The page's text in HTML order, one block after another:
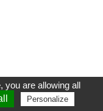
prévu pour être utilisé
de Compostelle
you are allowing all
Personalize